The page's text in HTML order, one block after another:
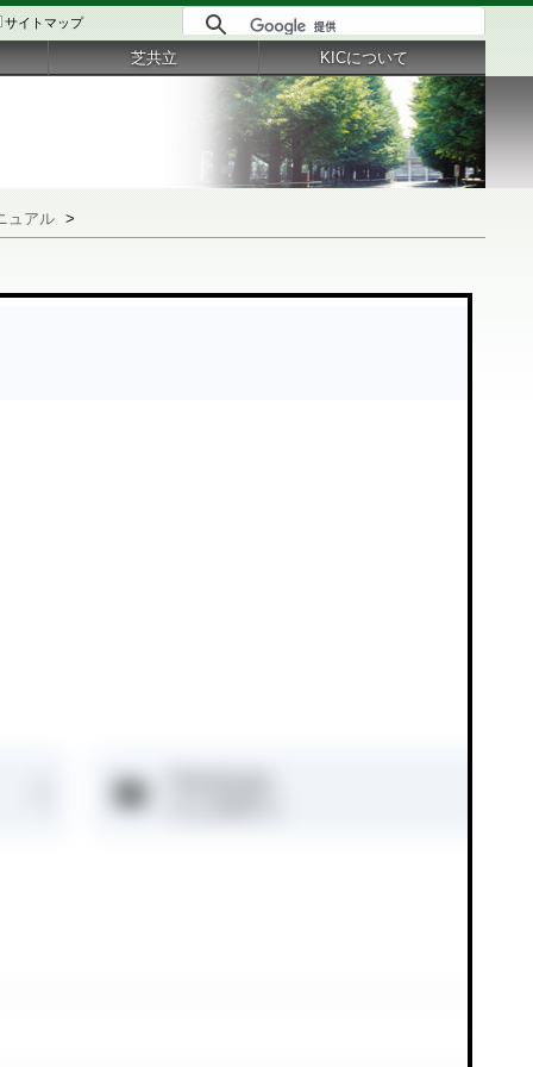
サイトマップ
ュアル >
芝共立 KICについて